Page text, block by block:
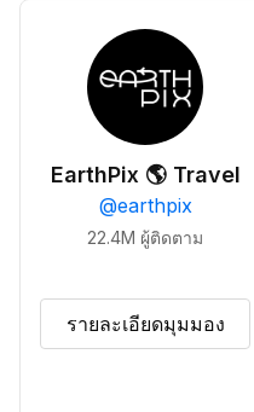
EarthPix 🌎 Travel
@earthpix
22.4M ผู้ติดตาม
รายละเอียดมุมมอง